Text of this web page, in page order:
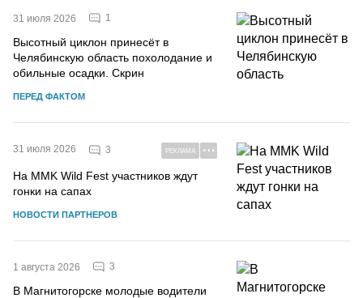
31 июля 2026 1
Высотный циклон принесёт в
Челябинскую область похолодание и
обильные осадки. Скрин
ПЕРЕД ФАКТОМ
31 июля 2026 3 РЕКЛАМА
На MMK Wild Fest участников ждут
гонки на сапах
НОВОСТИ ПАРТНЕРОВ
1 августа 2026 3
В Магнитогорске молодые водители